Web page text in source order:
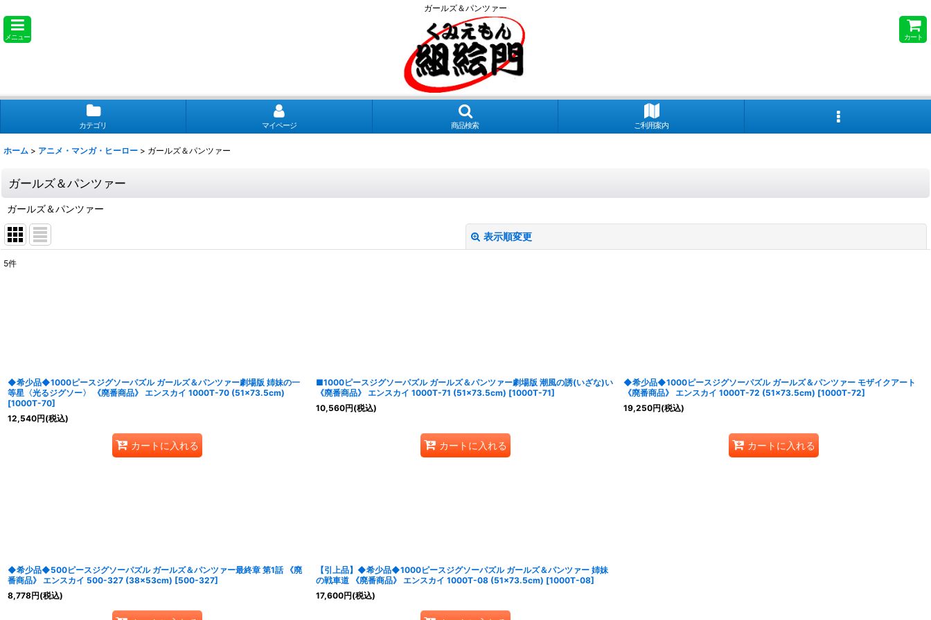
ガールズ＆パンツァー
メニュー カート
カテゴリ マイページ 商品検索 ご利用案内
ホーム > アニメ・マンガ・ヒーロー > ガールズ＆パンツァー
ガールズ＆パンツァー
ガールズ＆パンツァー
表示順変更
5件
◆希少品◆1000ピースジグソーパズル ガールズ＆パンツァー劇場版 姉妹の一
等星〈光るジグソー〉 《廃番商品》 エンスカイ 1000T-70 (51×73.5cm)
[1000T-70]
12,540円(税込)
カートに入れる
■1000ピースジグソーパズル ガールズ＆パンツァー劇場版 潮風の誘(いざな)い
《廃番商品》 エンスカイ 1000T-71 (51×73.5cm) [1000T-71]
10,560円(税込)
カートに入れる
◆希少品◆1000ピースジグソーパズル ガールズ＆パンツァー モザイクアート
《廃番商品》 エンスカイ 1000T-72 (51×73.5cm) [1000T-72]
19,250円(税込)
カートに入れる
◆希少品◆500ピースジグソーパズル ガールズ＆パンツァー最終章 第1話 《廃
番商品》 エンスカイ 500-327 (38×53cm) [500-327]
8,778円(税込)
【引上品】◆希少品◆1000ピースジグソーパズル ガールズ＆パンツァー 姉妹
の戦車道 《廃番商品》 エンスカイ 1000T-08 (51×73.5cm) [1000T-08]
17,600円(税込)